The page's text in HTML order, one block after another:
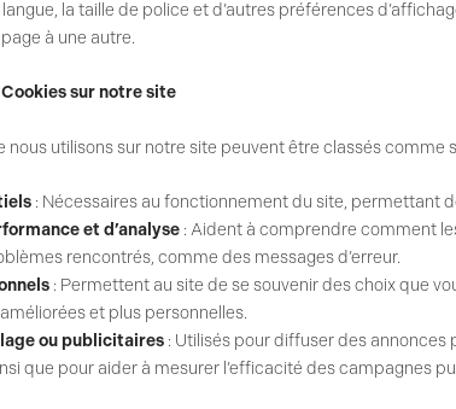
langue, la taille de police et d’autres préférences
à une autre.
sur notre site
nous utilisons sur notre site peuvent être classés comme
: Nécessaires au fonctionnement du site, permettant
et d’analyse : Aident à comprendre comment
rencontrés, comme des messages d’erreur.
: Permettent au site de se souvenir des choix que
et plus personnelles.
ou publicitaires : Utilisés pour diffuser des annonces
que pour aider à mesurer l’efficacité des campagnes